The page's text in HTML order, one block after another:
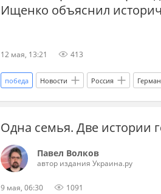
Ищенко объяснил
12 мая, 13:21 413
победа Новости Россия
Главные новости главное США
Великая Отечественная война ВОВ
Украина аналитика
Одна семья. Две истории
Павел Волков
автор издания Украина.ру
9 мая, 06:30 1091